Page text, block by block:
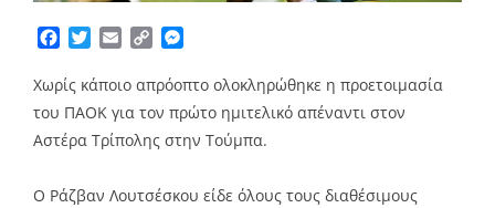
Facebook
TwitterEmailCopy
Χωρίς κάποιο απρόοπτο ολοκληρώθηκε η προετοιμασία
του ΠΑΟΚ για τον πρώτο ημιτελικό απέναντι στον
Αστέρα Τρίπολης στην Τούμπα.
Ο Ράζβαν Λουτσέσκου είδε όλους τους διαθέσιμους